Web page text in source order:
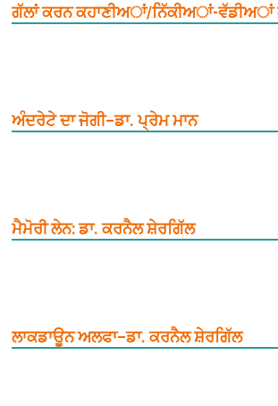
ਗੱਲਾਂ ਕਰਨ ਕਹਾਣੀਅਾਂ/ਨਿੱਕੀਅਾਂ-ਵੱਡੀਅਾਂ
ਅੰਦਰੇਟੇ ਦਾ ਜੋਗੀ–ਡਾ. ਪ੍ਰੇਮ ਮਾਨ
ਮੈਮੋਰੀ ਲੇਨ: ਡਾ. ਕਰਨੈਲ ਸ਼ੇਰਗਿੱਲ
ਲਾਕਡਾਊਨ ਅਲਫਾ–ਡਾ. ਕਰਨੈਲ ਸ਼ੇਰਗਿੱਲ